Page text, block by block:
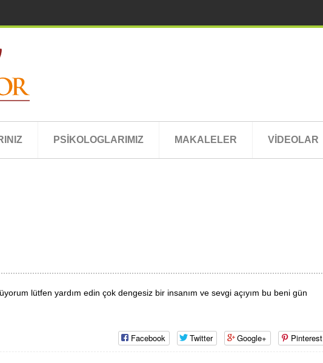
PSİKOLOGLARIMIZ MAKALELER VİDEOLAR
lütfen yardım edin çok dengesiz bir insanım ve sevgi açıyım bu beni gün
Facebook Twitter Google+ Pinterest